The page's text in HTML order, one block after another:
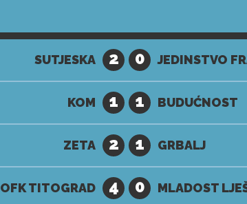
SUTJESKA 2 0 JEDINSTVO
KOM 1 1 BUDUĆNOST
ZETA 2 1 GRBALJ
OFK TITOGRAD 4 0 MLADOST